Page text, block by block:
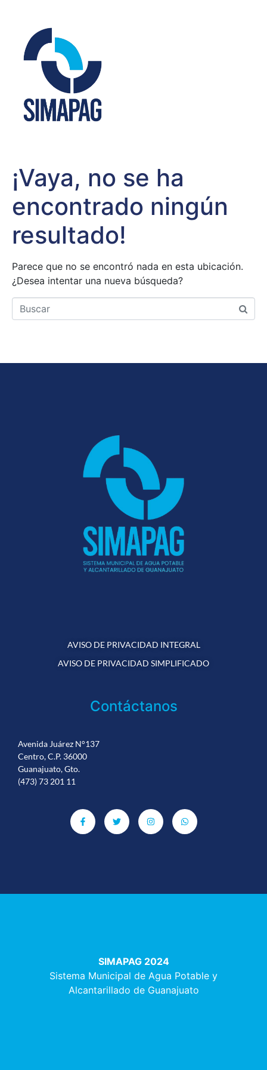
¡Vaya, no se ha
encontrado ningún
resultado!
Parece que no se encontró nada en esta ubicación.
¿Desea intentar una nueva búsqueda?
AVISO DE PRIVACIDAD INTEGRAL
AVISO DE PRIVACIDAD SIMPLIFICADO
Contáctanos
Avenida Juárez N°137
Centro, C.P. 36000
Guanajuato, Gto.
(473) 73 201 11
SIMAPAG 2024
Sistema Municipal de Agua Potable y
Alcantarillado de Guanajuato